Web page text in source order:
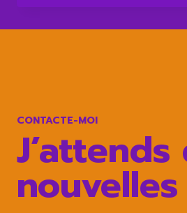
CONTACTE-MOI
nouvelles